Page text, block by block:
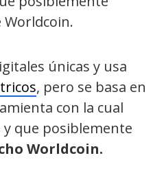
únicas y usa
, pero se basa en
con la cual
que posiblemente
Worldcoin.